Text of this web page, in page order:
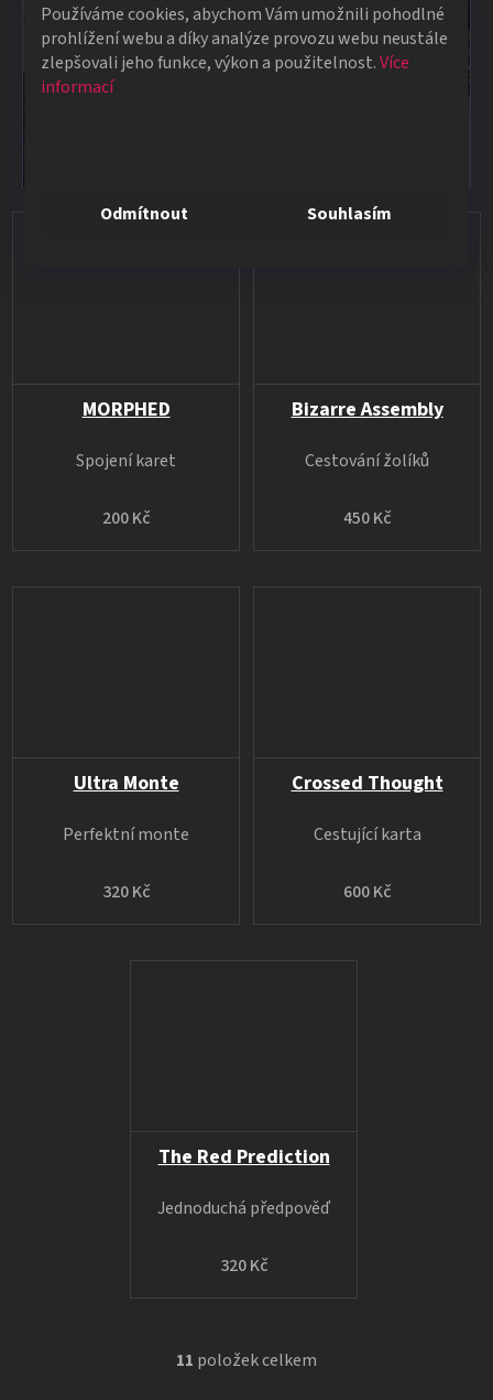
Používáme cookies, abychom Vám umožnili pohodlné
prohlížení webu a díky analýze provozu webu neustále
zlepšovali jeho funkce, výkon a použitelnost.Více
informací
Odmítnout Souhlasím
když se firma jmenovala MagicStore. Mají čím dál
lepší a kvalitnější triky. Super obchod. Vyborná
MORPHED
200 Kč
Spojení karet
Bizarre Assembly
450 Kč
Cestování žolíků
Ultra Monte
320 Kč
Perfektní monte
Crossed Thought
600 Kč
Cestující karta
The Red Prediction
320 Kč
Jednoduchá předpověď
O
11 položek celkem